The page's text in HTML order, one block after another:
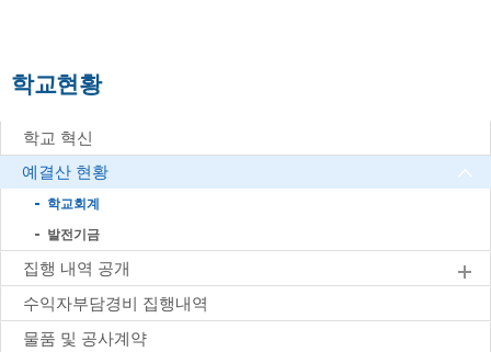
학교현황
학교 혁신
예결산 현황
학교회계
발전기금
집행 내역 공개
수익자부담경비 집행내역
물품 및 공사계약